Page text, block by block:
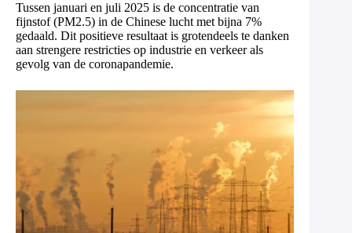
Tussen januari en juli 2025 is de concentratie van
fijnstof (PM2.5) in de Chinese lucht met bijna 7%
gedaald. Dit positieve resultaat is grotendeels te danken
aan strengere restricties op industrie en verkeer als
gevolg van de coronapandemie.